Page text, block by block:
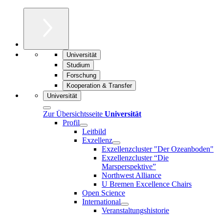
Universität
Studium
Forschung
Kooperation & Transfer
Universität
Zur Übersichtsseite Universität
Profil
Leitbild
Exzellenz
Exzellenzcluster "Der Ozeanboden"
Exzellenzcluster “Die
Marsperspektive”
Northwest Alliance
U Bremen Excellence Chairs
Open Science
International
Veranstaltungshistorie